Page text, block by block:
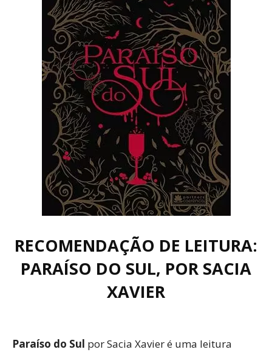
RECOMENDAÇÃO DE LEITURA:
PARAÍSO DO SUL, POR SACIA
XAVIER
Paraíso do Sul por Sacia Xavier é uma leitura